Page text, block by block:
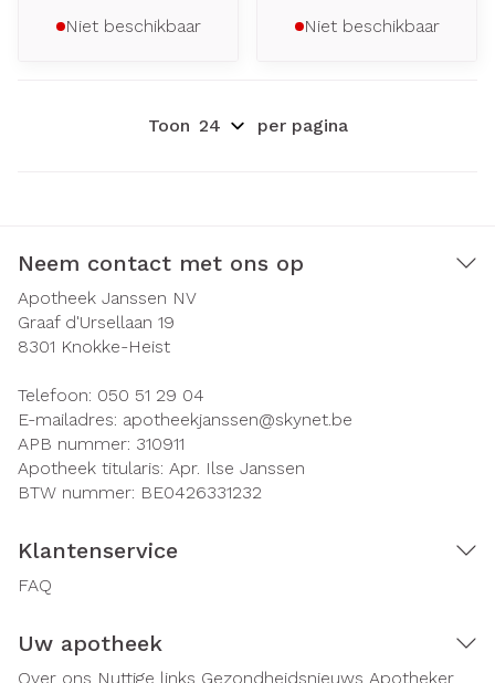
Niet beschikbaar Niet beschikbaar
Toon per pagina
Neem contact met ons op
Apotheek Janssen NV
Graaf d'Ursellaan 19
8301 Knokke-Heist
Telefoon: 050 51 29 04
E-mailadres: apotheekjanssen@skynet.be
APB nummer: 310911
Apotheek titularis: Apr. Ilse Janssen
BTW nummer: BE0426331232
Klantenservice
FAQ
Uw apotheek
Over ons Nuttige links Gezondheidsnieuws Apotheker